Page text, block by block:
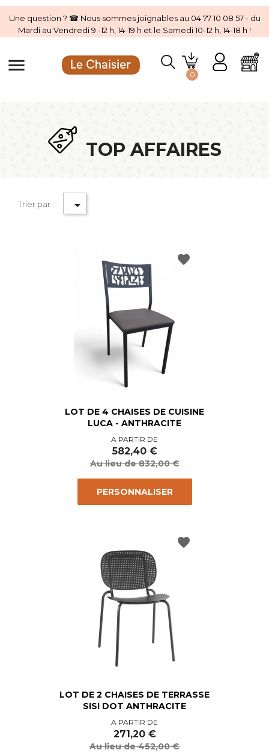
Une question ? ☎ Nous sommes joignables au 04 77 10 08 57 - du
Mardi au Vendredi 9 -12 h, 14-19 h et le Samedi 10-12 h, 14-18 h !
menu 0
TOP AFFAIRES
Trier par : 
LOT DE 4 CHAISES DE CUISINE
LUCA - ANTHRACITE
Prix
de
base
Prix
A PARTIR DE
582,40 €
Au lieu de 832,00 €
PERSONNALISER
favorite
LOT DE 2 CHAISES DE TERRASSE
SISI DOT ANTHRACITE
Prix
de
base
Prix
A PARTIR DE
271,20 €
Au lieu de 452,00 €
favorite